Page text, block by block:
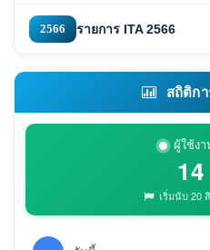
2566 รายการ ITA 2566
สถิติก
ผู้ใช้ง
14
เริ่มนับ 20